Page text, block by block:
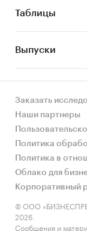
российского
импорта
Провести
Выявить
батарей.
Методы
Таблицы
Выпуски
Заказать
Наши партнеры
Политика
Политика в
Облако для
Корпоративный
© ООО
2026.
Сообщения и